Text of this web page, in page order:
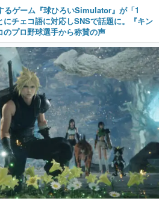
るゲーム『球ひろいSimulator』が「1
チェコ語に対応しSNSで話題に。『キン
プロ野球選手から称賛の声